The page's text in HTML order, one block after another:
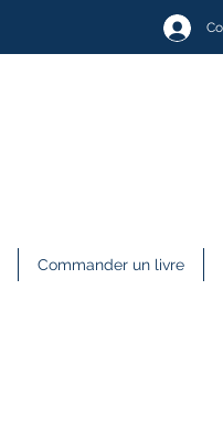
Commander un livre